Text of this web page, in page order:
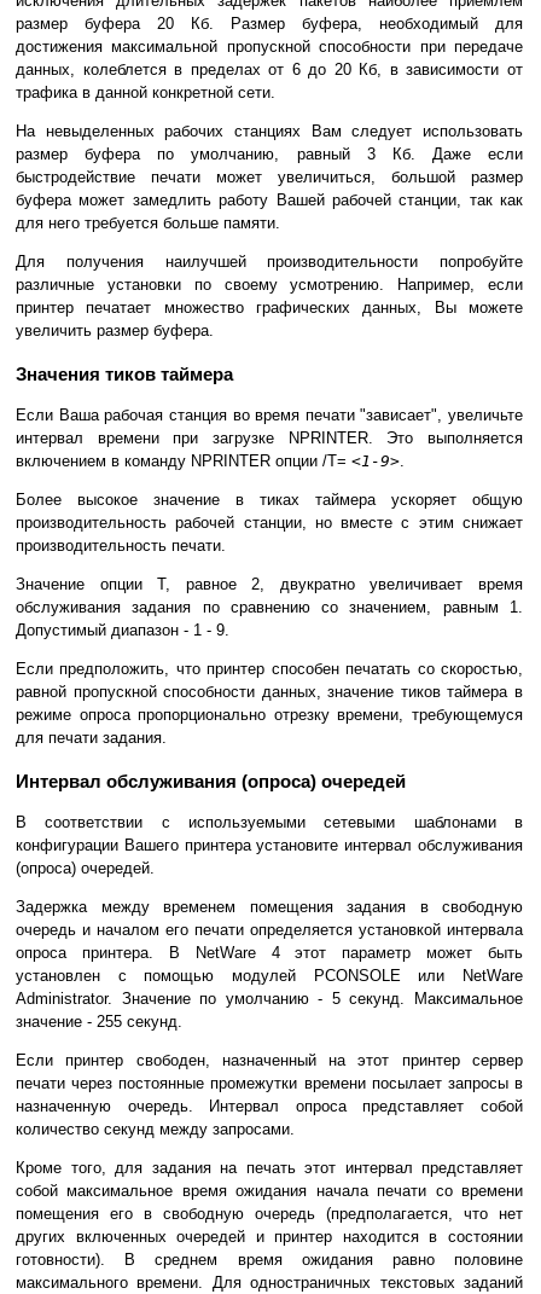
размер буфера 20 Кб. Размер буфера, необходимый для
достижения максимальной пропускной способности при передаче
данных, колеблется в пределах от 6 до 20 Кб, в зависимости от
трафика в данной конкретной сети.
На невыделенных рабочих станциях Вам следует использовать
размер буфера по умолчанию, равный 3 Кб. Даже если
быстродействие печати может увеличиться, большой размер
буфера может замедлить работу Вашей рабочей станции, так как
для него требуется больше памяти.
Для получения наилучшей производительности попробуйте
различные установки по своему усмотрению. Например, если
принтер печатает множество графических данных, Вы можете
увеличить размер буфера.
Значения тиков таймера
Если Ваша рабочая станция во время печати "зависает", увеличьте
интервал времени при загрузке NPRINTER. Это выполняется
включением в команду NPRINTER опции /T= <1-9>
Более высокое значение в тиках таймера ускоряет общую
производительность рабочей станции, но вместе с этим снижает
производительность печати.
Значение опции T, равное 2, двукратно увеличивает время
обслуживания задания по сравнению со значением, равным 1.
Допустимый диапазон - 1 - 9.
Если предположить, что принтер способен печатать со скоростью,
равной пропускной способности данных, значение тиков таймера в
режиме опроса пропорционально отрезку времени, требующемуся
для печати задания.
Интервал обслуживания (опроса) очередей
В соответствии с используемыми сетевыми шаблонами в
конфигурации Вашего принтера установите интервал обслуживания
(опроса) очередей.
Задержка между временем помещения задания в свободную
очередь и началом его печати определяется установкой интервала
опроса принтера. В NetWare 4 этот параметр может быть
установлен с помощью модулей PCONSOLE или NetWare
Administrator. Значение по умолчанию - 5 секунд. Максимальное
значение - 255 секунд.
Если принтер свободен, назначенный на этот принтер сервер
печати через постоянные промежутки времени посылает запросы в
назначенную очередь. Интервал опроса представляет собой
количество секунд между запросами.
Кроме того, для задания на печать этот интервал представляет
собой максимальное время ожидания начала печати со времени
помещения его в свободную очередь (предполагается, что нет
других включенных очередей и принтер находится в состоянии
готовности). В среднем время ожидания равно половине
максимального времени. Для одностраничных текстовых заданий